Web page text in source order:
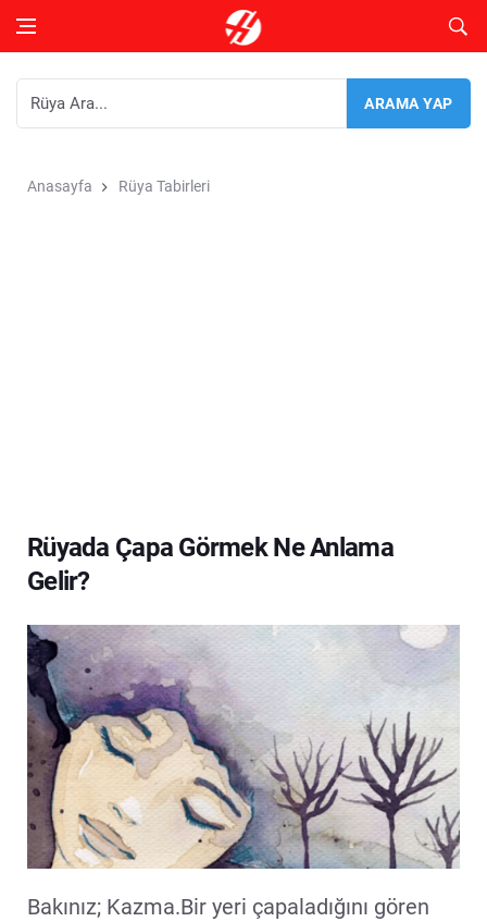
Anasayfa Rüya Tabirleri
Rüyada Çapa Görmek Ne Anlama
Gelir?
Bakınız; Kazma.Bir yeri çapaladığını gören